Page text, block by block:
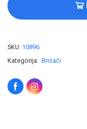
SKU: 10896
Kategorija: Brisači